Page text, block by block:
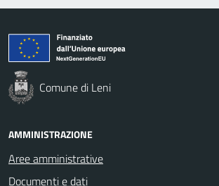
Comune di Leni
AMMINISTRAZIONE
Aree amministrative
Documenti e dati